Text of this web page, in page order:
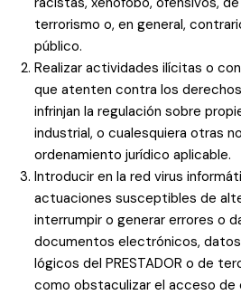
terrorismo o, en general,
público.
Realizar actividades ilícitas o
que atenten contra los
infrinjan la regulación sobre
industrial, o cualesquiera otras
ordenamiento jurídico aplicable.
Introducir en la red virus
actuaciones susceptibles de
interrumpir o generar errores o
documentos electrónicos,
lógicos del PRESTADOR o de
como obstaculizar el acceso de